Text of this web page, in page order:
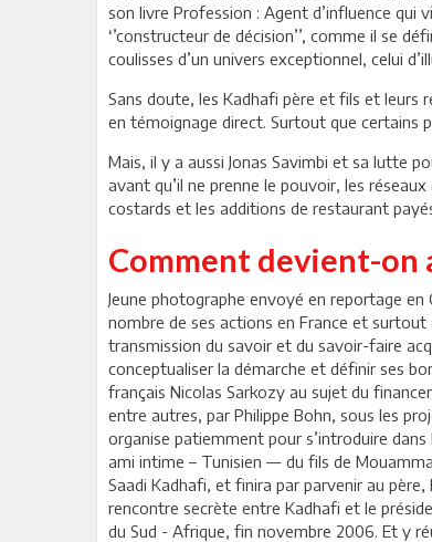
son livre Profession : Agent d’influence qui
‘’constructeur de décision’’, comme il se
coulisses d’un univers exceptionnel, celui
Sans doute, les Kadhafi père et fils et leurs
en témoignage direct. Surtout que certains
Mais, il y a aussi Jonas Savimbi et sa lutte
avant qu’il ne prenne le pouvoir, les
costards et les additions de restaurant
Comment devient-on
Jeune photographe envoyé en reportage
nombre de ses actions en France et surtout
transmission du savoir et du savoir-faire
conceptualiser la démarche et définir ses
français Nicolas Sarkozy au sujet du
entre autres, par Philippe Bohn, sous les
organise patiemment pour s’introduire
ami intime – Tunisien — du fils de
Saadi Kadhafi, et finira par parvenir au
rencontre secrète entre Kadhafi et le
du Sud - Afrique, fin novembre 2006. Et y